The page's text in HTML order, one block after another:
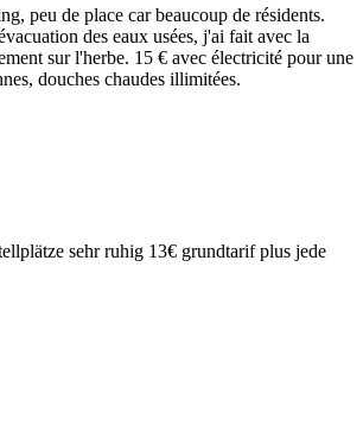
peu de place car beaucoup de résidents.
des eaux usées, j'ai fait avec la
sur l'herbe. 15 € avec électricité pour une
douches chaudes illimitées.
sehr ruhig 13€ grundtarif plus jede